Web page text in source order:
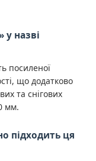
у назві
посиленої
що додатково
та снігових
мм.
підходить ця